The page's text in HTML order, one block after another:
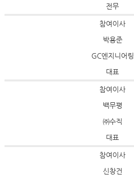
전무
참여이사
박용준
GC엔지니어링
대표
참여이사
백무평
㈜수직
대표
참여이사
신창건